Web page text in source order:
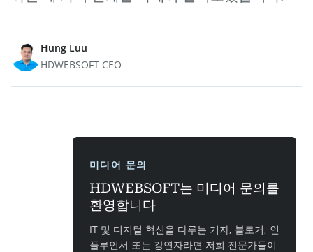
Hung Luu
HDWEBSOFT CEO
미디어 문의
HDWEBSOFT는 미디어 문의를
환영합니다
IT 및 디지털 혁신을 다루는 기자, 블로거, 인
플루언서 또는 강연자라면 저희 전문가들이